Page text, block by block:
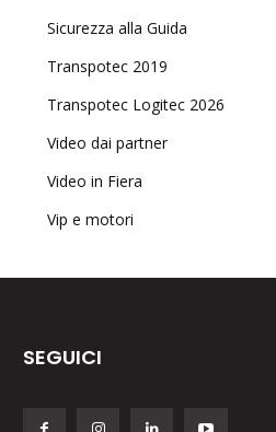
Sicurezza alla Guida
Transpotec 2019
Transpotec Logitec 2026
Video dai partner
Video in Fiera
Vip e motori
SEGUICI